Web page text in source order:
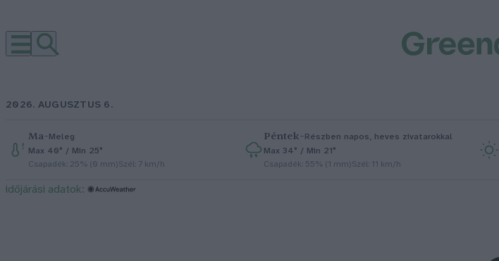
2026. AUGUSZTUS 6.
Ma–Meleg
Max 40° / Min 25°
Csapadék: 25% (0 mm)Szél: 7 km/h
Péntek–Részben napos, heves zivatarokkal
Max 34° / Min 21°
Csapadék: 55% (1 mm)Szél: 11 km/h
időjárási adatok: